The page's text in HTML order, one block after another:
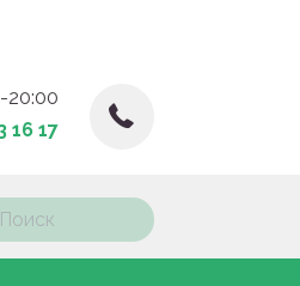
20:00
16 17